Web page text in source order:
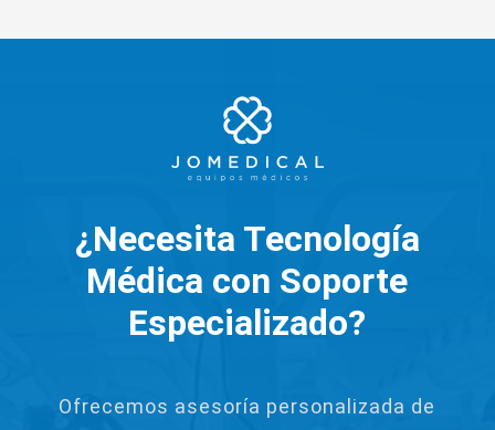
¿Necesita Tecnología
Médica con Soporte
Especializado?
Ofrecemos asesoría personalizada de